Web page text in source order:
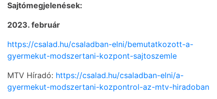
Sajtómegjelenések:
2023. február
https://csalad.hu/csaladban-elni/bemutatkozott-a-
gyermekut-modszertani-kozpont-sajtoszemle
MTV Híradó: https://csalad.hu/csaladban-elni/a-
gyermekut-modszertani-kozpontrol-az-mtv-hiradoban